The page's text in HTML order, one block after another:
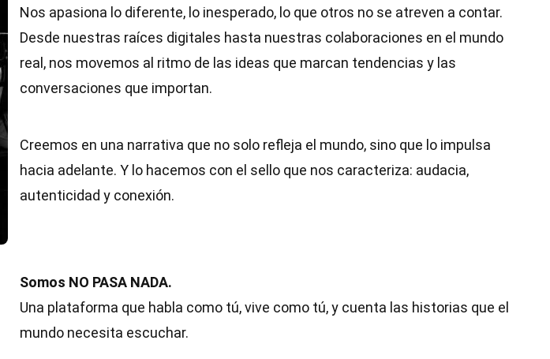
Nos apasiona lo diferente, lo inesperado, lo que otros no se atreven a contar.
Desde nuestras raíces digitales hasta nuestras colaboraciones en el mundo
real, nos movemos al ritmo de las ideas que marcan tendencias y las
conversaciones que importan.
Creemos en una narrativa que no solo refleja el mundo, sino que lo impulsa
hacia adelante. Y lo hacemos con el sello que nos caracteriza: audacia,
autenticidad y conexión.
Somos NO PASA NADA.
Una plataforma que habla como tú, vive como tú, y cuenta las historias que el
mundo necesita escuchar.